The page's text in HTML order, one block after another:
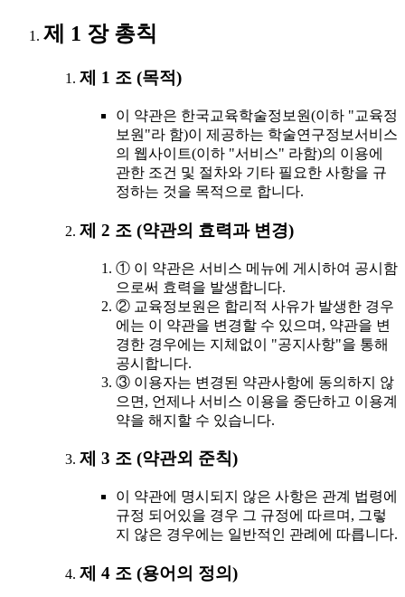
제 1 장 총칙
제 1 조 (목적)
이 약관은 한국교육학술정보원(이하 "교육정
보원"라 함)이 제공하는 학술연구정보서비스
의 웹사이트(이하 "서비스" 라함)의 이용에
관한 조건 및 절차와 기타 필요한 사항을 규
정하는 것을 목적으로 합니다.
제 2 조 (약관의 효력과 변경)
① 이 약관은 서비스 메뉴에 게시하여 공시함
으로써 효력을 발생합니다.
② 교육정보원은 합리적 사유가 발생한 경우
에는 이 약관을 변경할 수 있으며, 약관을 변
경한 경우에는 지체없이 "공지사항"을 통해
공시합니다.
③ 이용자는 변경된 약관사항에 동의하지 않
으면, 언제나 서비스 이용을 중단하고 이용계
약을 해지할 수 있습니다.
제 3 조 (약관외 준칙)
이 약관에 명시되지 않은 사항은 관계 법령에
규정 되어있을 경우 그 규정에 따르며, 그렇
지 않은 경우에는 일반적인 관례에 따릅니다.
제 4 조 (용어의 정의)